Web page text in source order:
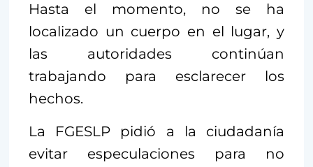
Hasta el momento, no se ha
localizado un cuerpo en el lugar, y
las autoridades continúan
trabajando para esclarecer los
hechos.
La FGESLP pidió a la ciudadanía
evitar especulaciones para no